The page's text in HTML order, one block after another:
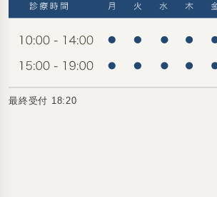
最終受付 18:20